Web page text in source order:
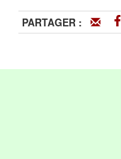
PARTAGER :